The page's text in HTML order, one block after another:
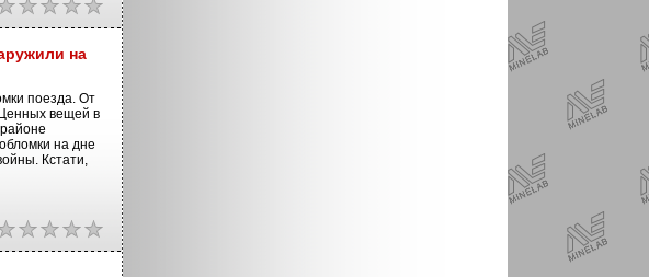
на
поезда. От
вещей в
на дне
Кстати,